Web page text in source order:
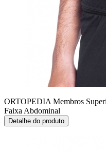
ORTOPEDIA Membros
Faixa Abdominal
Detalhe do produto